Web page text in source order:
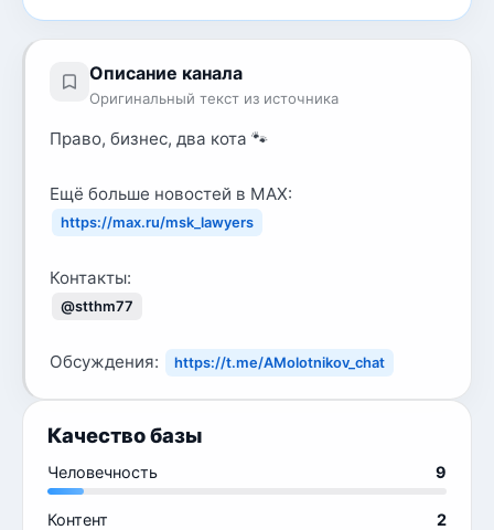
Описание канала
Оригинальный текст из источника
Право, бизнес, два кота 🐾
Ещё больше новостей в MAX:
https://max.ru/msk_lawyers
Контакты:
@stthm77
Обсуждения: https://t.me/AMolotnikov_chat
Качество базы
Человечность 9
Контент 2